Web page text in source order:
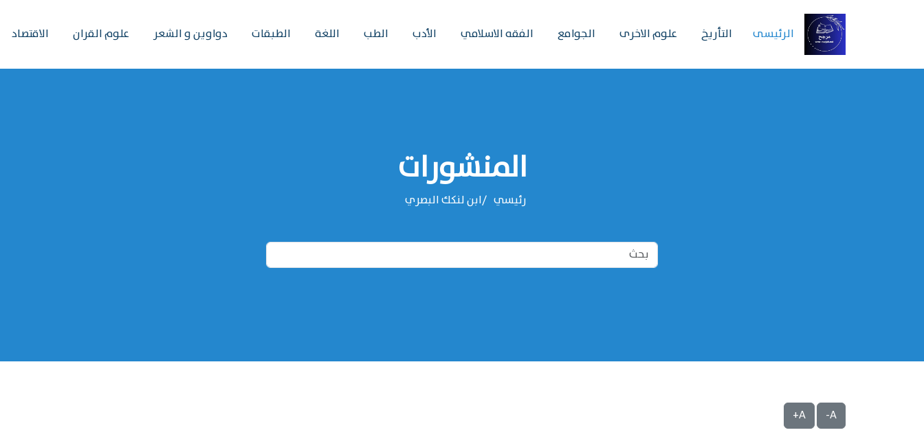
الرئیسی التأريخ علوم الاخرى الجوامع الفقه الاسلامي الأدب الطب اللغة الطبقات دواوين و الشعر علوم القران الاقتصاد
المنشورات
رئيسي ‌‌ابن لنكك البصري
A-
A+